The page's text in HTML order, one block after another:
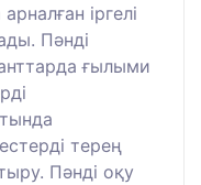
іргелі
Пәнді
ғылыми
терең
Пәнді оқу